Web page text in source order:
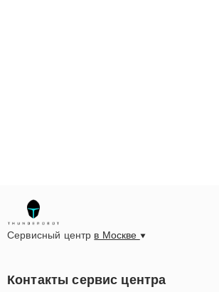
Сервисный центр в Москве
Контакты сервис центра